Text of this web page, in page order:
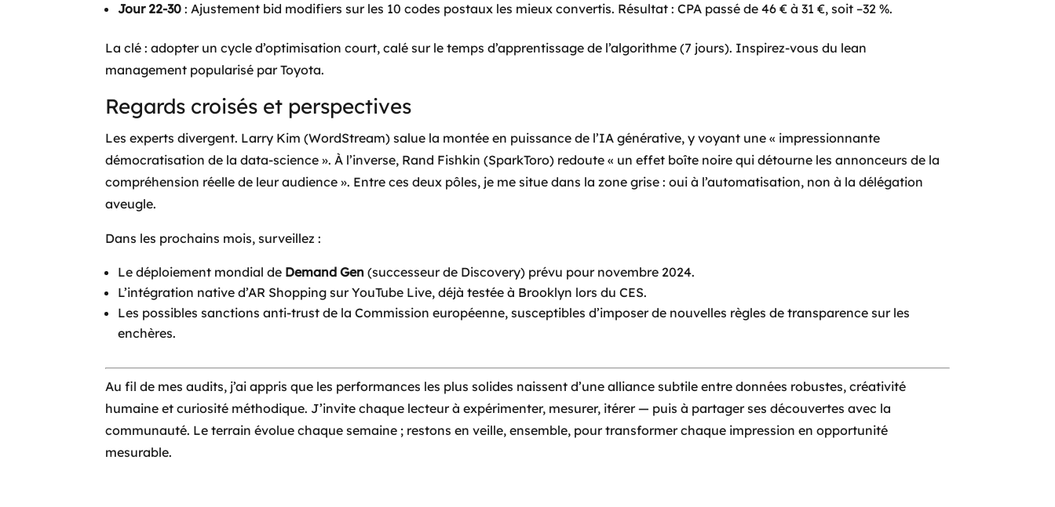
Jour 22-30 : Ajustement bid modifiers sur les 10 codes postaux les mieux convertis. Résultat : CPA passé de 46 € à 31 €, soit –32 %.
La clé : adopter un cycle d’optimisation court, calé sur le temps d’apprentissage de l’algorithme (7 jours). Inspirez-vous du lean
management popularisé par Toyota.
Regards croisés et perspectives
Les experts divergent. Larry Kim (WordStream) salue la montée en puissance de l’IA générative, y voyant une « impressionnante
démocratisation de la data-science ». À l’inverse, Rand Fishkin (SparkToro) redoute « un effet boîte noire qui détourne les annonceurs de la
compréhension réelle de leur audience ». Entre ces deux pôles, je me situe dans la zone grise : oui à l’automatisation, non à la délégation
aveugle.
Dans les prochains mois, surveillez :
Le déploiement mondial de Demand Gen (successeur de Discovery) prévu pour novembre 2024.
L’intégration native d’AR Shopping sur YouTube Live, déjà testée à Brooklyn lors du CES.
Les possibles sanctions anti-trust de la Commission européenne, susceptibles d’imposer de nouvelles règles de transparence sur les
enchères.
Au fil de mes audits, j’ai appris que les performances les plus solides naissent d’une alliance subtile entre données robustes, créativité
humaine et curiosité méthodique. J’invite chaque lecteur à expérimenter, mesurer, itérer — puis à partager ses découvertes avec la
communauté. Le terrain évolue chaque semaine ; restons en veille, ensemble, pour transformer chaque impression en opportunité
mesurable.